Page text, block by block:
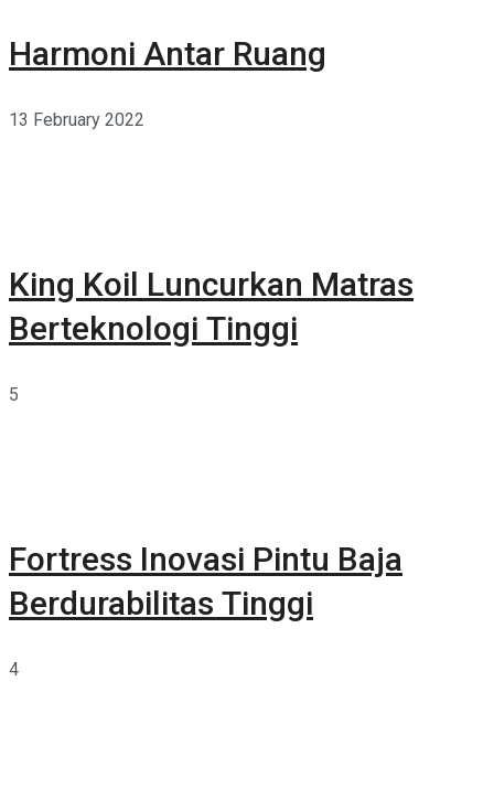
Harmoni Antar Ruang
13 February 2022
King Koil Luncurkan Matras
Berteknologi Tinggi
5
Fortress Inovasi Pintu Baja
Berdurabilitas Tinggi
4